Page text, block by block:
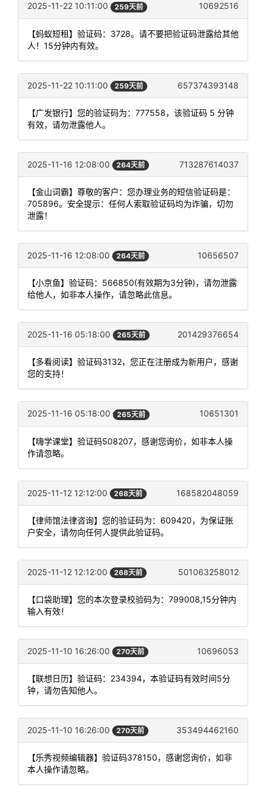
2025-11-22 10:11:00 259天前 10692516
【蚂蚁短租】验证码：3728。请不要把验证码泄露给其他
人！15分钟内有效。
2025-11-22 10:11:00 259天前 657374393148
【广发银行】您的验证码为：777558，该验证码 5 分钟
有效，请勿泄露他人。
2025-11-16 12:08:00 264天前 713287614037
【金山词霸】尊敬的客户：您办理业务的短信验证码是：
705896。安全提示：任何人索取验证码均为诈骗，切勿
泄露！
2025-11-16 12:08:00 264天前 10656507
【小京鱼】验证码：566850(有效期为3分钟)，请勿泄露
给他人，如非本人操作，请忽略此信息。
2025-11-16 05:18:00 265天前 201429376654
【多看阅读】验证码3132，您正在注册成为新用户，感谢
您的支持！
2025-11-16 05:18:00 265天前 10651301
【嗨学课堂】验证码508207，感谢您询价，如非本人操
作请忽略。
2025-11-12 12:12:00 268天前 168582048059
【律师馆法律咨询】您的验证码为：609420，为保证账
户安全，请勿向任何人提供此验证码。
2025-11-12 12:12:00 268天前 501063258012
【口袋助理】您的本次登录校验码为：799008,15分钟内
输入有效！
2025-11-10 16:26:00 270天前 10696053
【联想日历】验证码：234394，本验证码有效时间5分
钟，请勿告知他人。
2025-11-10 16:26:00 270天前 353494462160
【乐秀视频编辑器】验证码378150，感谢您询价，如非
本人操作请忽略。